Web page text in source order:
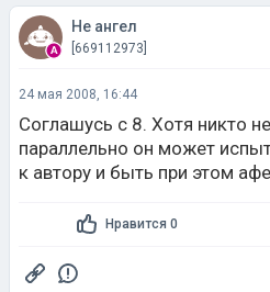
Не ангел
[669112973]
24 мая 2008, 16:44
Соглашусь с 8. Хотя никто
параллельно он может
к автору и быть при этом
Нравится 0